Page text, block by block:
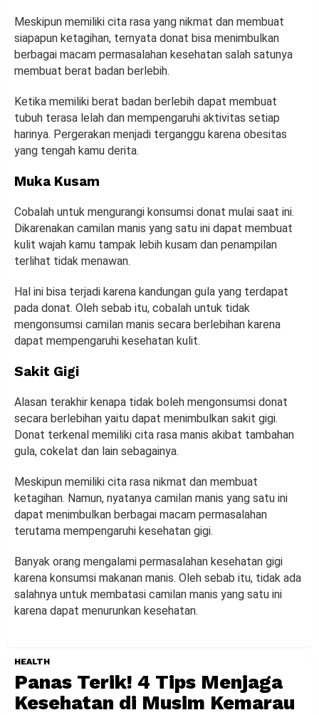
Meskipun memiliki cita rasa yang nikmat dan membuat
siapapun ketagihan, ternyata donat bisa menimbulkan
berbagai macam permasalahan kesehatan salah satunya
membuat berat badan berlebih.
Ketika memiliki berat badan berlebih dapat membuat
tubuh terasa lelah dan mempengaruhi aktivitas setiap
harinya. Pergerakan menjadi terganggu karena obesitas
yang tengah kamu derita.
Muka Kusam
Cobalah untuk mengurangi konsumsi donat mulai saat ini.
Dikarenakan camilan manis yang satu ini dapat membuat
kulit wajah kamu tampak lebih kusam dan penampilan
terlihat tidak menawan.
Hal ini bisa terjadi karena kandungan gula yang terdapat
pada donat. Oleh sebab itu, cobalah untuk tidak
mengonsumsi camilan manis secara berlebihan karena
dapat mempengaruhi kesehatan kulit.
Sakit Gigi
Alasan terakhir kenapa tidak boleh mengonsumsi donat
secara berlebihan yaitu dapat menimbulkan sakit gigi.
Donat terkenal memiliki cita rasa manis akibat tambahan
gula, cokelat dan lain sebagainya.
Meskipun memiliki cita rasa nikmat dan membuat
ketagihan. Namun, nyatanya camilan manis yang satu ini
dapat menimbulkan berbagai macam permasalahan
terutama mempengaruhi kesehatan gigi.
Banyak orang mengalami permasalahan kesehatan gigi
karena konsumsi makanan manis. Oleh sebab itu, tidak ada
salahnya untuk membatasi camilan manis yang satu ini
karena dapat menurunkan kesehatan.
HEALTH
Panas Terik! 4 Tips Menjaga
Kesehatan di Musim Kemarau